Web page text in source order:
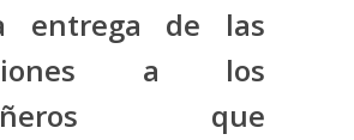
entrega de las
a los
que